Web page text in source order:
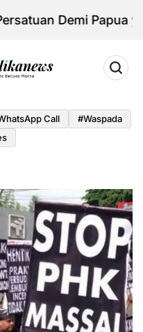
Demi Papua yang
Call
#waspada